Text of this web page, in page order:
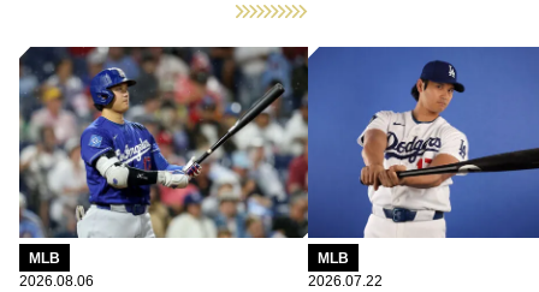
MLB
2026.08.06
MLB
2026.07.22